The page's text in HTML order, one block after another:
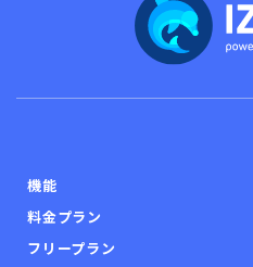
機能
料金プラン
フリープラン